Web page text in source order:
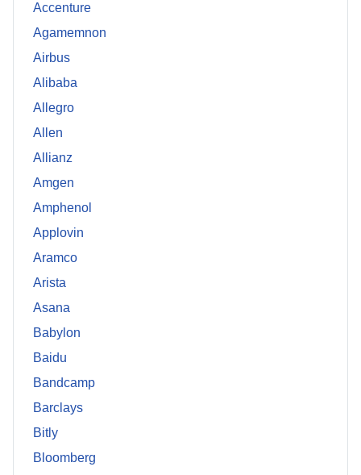
Accenture
Agamemnon
Airbus
Alibaba
Allegro
Allen
Allianz
Amgen
Amphenol
Applovin
Aramco
Arista
Asana
Babylon
Baidu
Bandcamp
Barclays
Bitly
Bloomberg